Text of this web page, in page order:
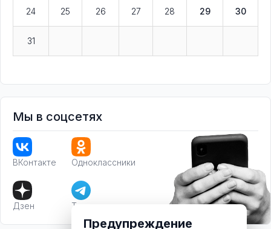
24 25 26 27 28 29 30
31
Мы в соцсетях
ВКонтакте Одноклассники
Дзен Телеграм
Предупреждение